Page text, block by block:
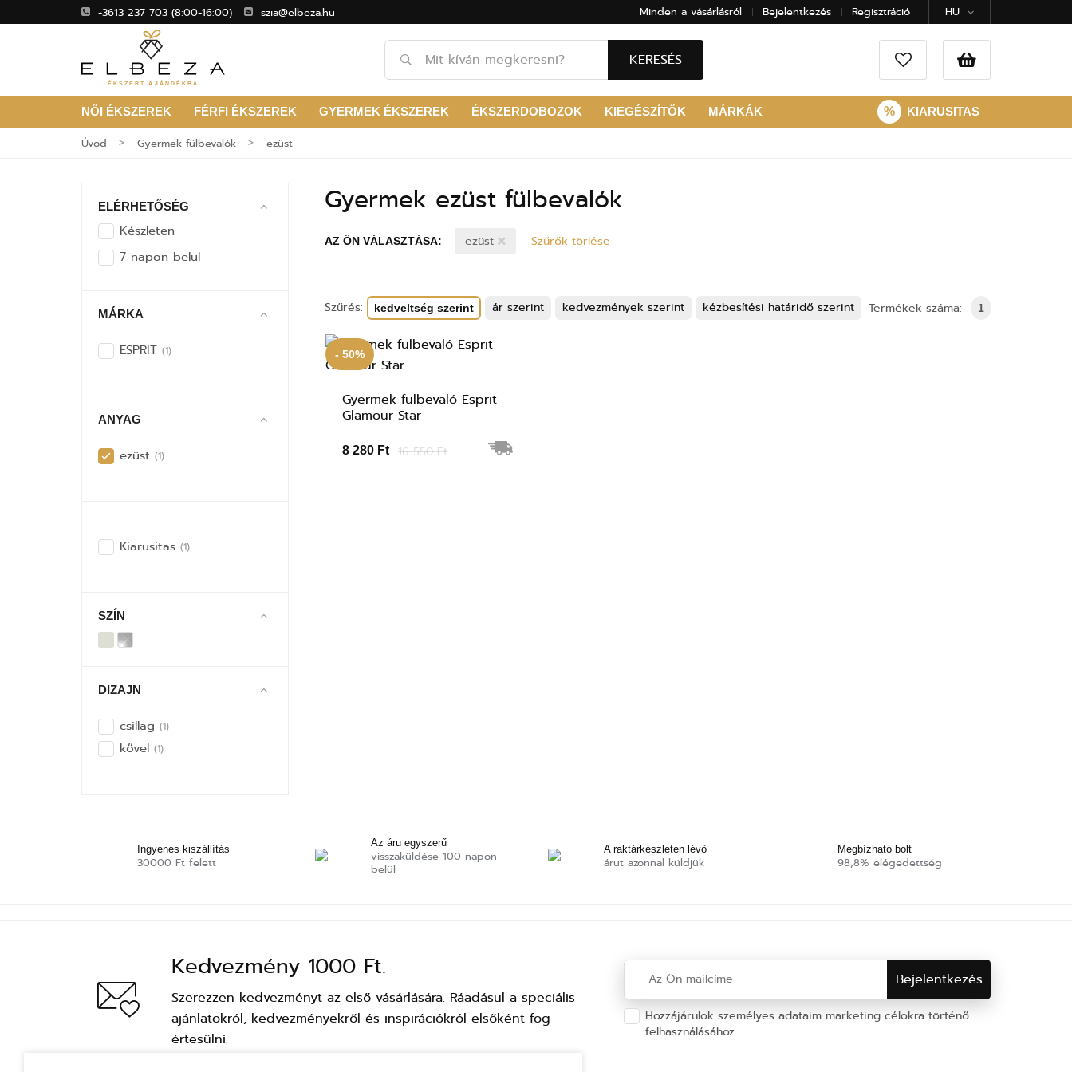
+3613 237 703 (8:00-16:00) szia@elbeza.hu Minden a vásárlásról Bejelentkezés Regisztráció HU
ÉKSZERT AJÁNDÉKBA
KERESÉS
NŐI ÉKSZEREK FÉRFI ÉKSZEREK GYERMEK ÉKSZEREK ÉKSZERDOBOZOK KIEGÉSZÍTŐK MÁRKÁK % KIARUSITAS
Úvod Gyermek fülbevalók ezüst
ELÉRHETŐSÉG
Készleten
7 napon belül
MÁRKA
ESPRIT (1)
ANYAG
ezüst (1)
Kiarusitas (1)
SZÍN
DIZAJN
csillag (1)
kővel (1)
Gyermek ezüst fülbevalók
AZ ÖN VÁLASZTÁSA: ezüst Szűrők törlése
Szűrés: kedveltség szerint ár szerint kedvezmények szerint kézbesítési határidő szerint Termékek száma: 1
- 50%
Gyermek fülbevaló Esprit
Glamour Star
8 280 Ft 16 550 Ft
Ingyenes kiszállítás
30000 Ft felett
Az áru egyszerű
visszaküldése 100 napon
belül
A raktárkészleten lévő
árut azonnal küldjük
Megbízható bolt
98,8% elégedettség
Kedvezmény 1000 Ft.
Szerezzen kedvezményt az első vásárlására. Ráadásul a speciális
ajánlatokról, kedvezményekről és inspirációkról elsőként fog
értesülni.
Hozzájárulok személyes adataim marketing célokra történő
felhasználásához.